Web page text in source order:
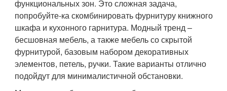
функциональных зон. Это сложная задача,
попробуйте-ка скомбинировать фурнитуру книжного
шкафа и кухонного гарнитура. Модный тренд –
бесшовная мебель, а также мебель со скрытой
фурнитурой, базовым набором декоративных
элементов, петель, ручки. Такие варианты отлично
подойдут для минималистичной обстановки.